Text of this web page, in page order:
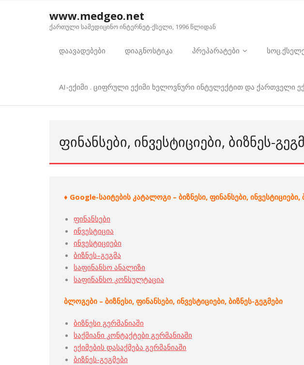
www.medgeo.net
ქართული სამედიცინო ინტერნეტ-ქსელი, 1996 წლიდან
დაავადებები დიაგნოსტიკა პრეპარატები
AI-ექიმი . ციფრული ექიმი ხელოვნური ინტელექტით და ქართველი
ᲤᲘᲜᲐᲜᲡᲔᲑᲘ, ᲘᲜᲕᲔᲡᲢᲘᲪᲘᲔᲑᲘ, ᲑᲘᲖᲜᲔᲡ-
♦ Google-საიტების კატალოგი – ბიზნესი, ფინანსები, ინვესტიციები,
ფინანსები
ინვესტიცია
ინვესტიციები
ბიზნეს–გეგმა
საფინანსო ანალიზი
საფინანსო კონსულტაცია
ბლოგები – ბიზნესი, ფინანსები, ინვესტიციები, ბიზნეს-გეგმები
ბიზნესი გერმანიაში
საქმიანი კონტაქტები გერმანიაში
ექიმების დასაქმება გერმანიაში
ბიზნეს-გეგმები